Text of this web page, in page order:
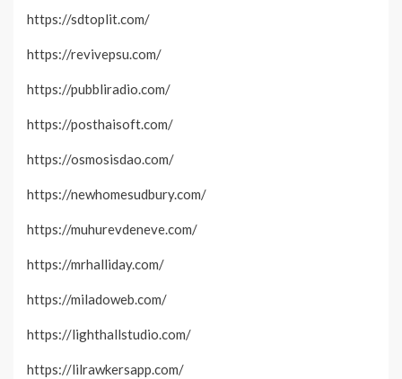
https://sdtoplit.com/
https://revivepsu.com/
https://pubbliradio.com/
https://posthaisoft.com/
https://osmosisdao.com/
https://newhomesudbury.com/
https://muhurevdeneve.com/
https://mrhalliday.com/
https://miladoweb.com/
https://lighthallstudio.com/
https://lilrawkersapp.com/